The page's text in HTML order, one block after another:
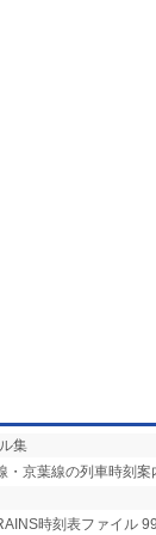
集
・京葉線の列車時刻案
時刻表ファイル